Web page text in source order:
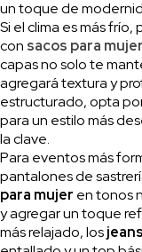
un toque de
Si el clima es más
con sacos para mujer
capas no solo te
agregará textura y
estructurado, opta
para un estilo más
la clave.
Para eventos más
pantalones de
para mujer en tonos
y agregar un toque
más relajado, los